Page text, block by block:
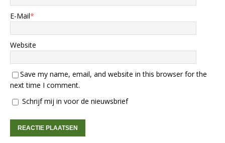
E-Mail*
Website
Save my name, email, and website in this browser for the
next time I comment.
Schrijf mij in voor de nieuwsbrief